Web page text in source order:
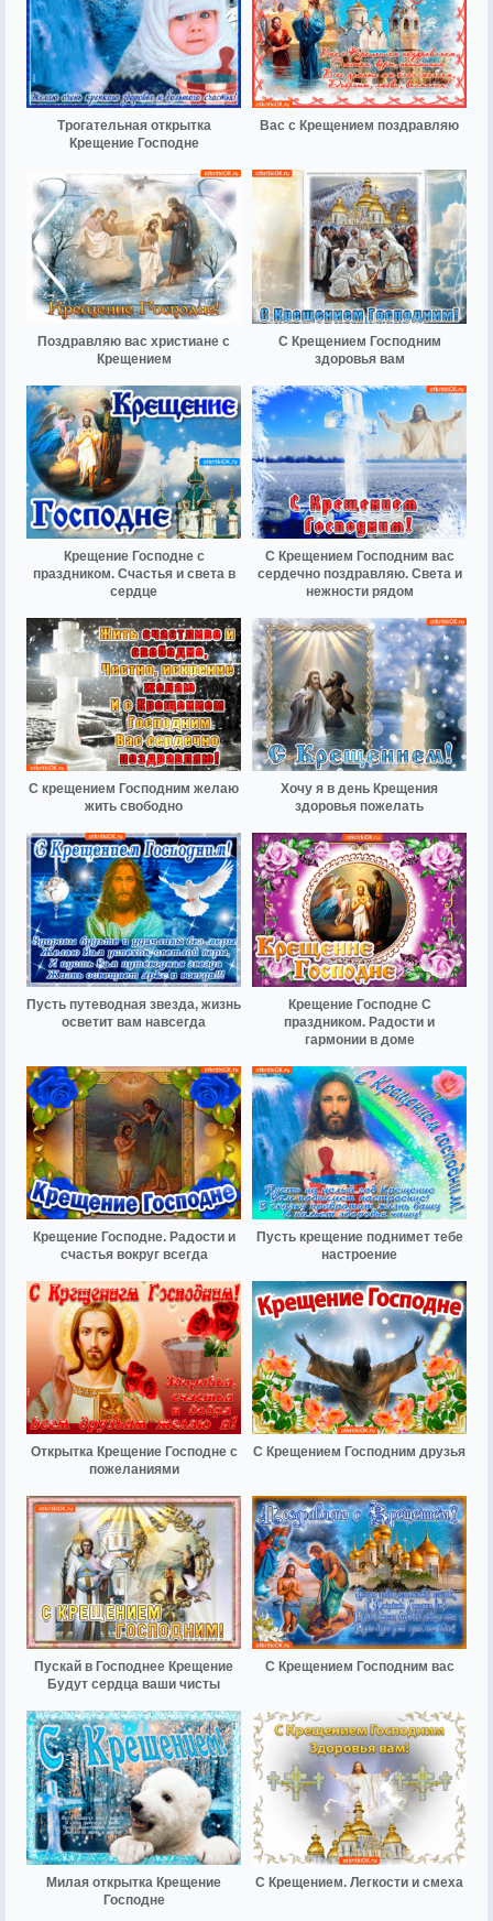
Трогательная открытка
Крещение Господне
Вас с Крещением поздравляю
Поздравляю вас христиане с
Крещением
С Крещением Господним
здоровья вам
Крещение Господне с
праздником. Счастья и света в
сердце
С Крещением Господним вас
сердечно поздравляю. Света и
нежности рядом
С крещением Господним желаю
жить свободно
Хочу я в день Крещения
здоровья пожелать
Пусть путеводная звезда, жизнь
осветит вам навсегда
Крещение Господне С
праздником. Радости и
гармонии в доме
Крещение Господне. Радости и
счастья вокруг всегда
Пусть крещение поднимет тебе
настроение
Открытка Крещение Господне с
пожеланиями
С Крещением Господним друзья
Пускай в Господнее Крещение
Будут сердца ваши чисты
С Крещением Господним вас
Милая открытка Крещение
Господне
С Крещением. Легкости и смеха